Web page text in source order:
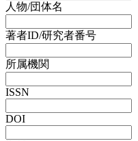
人物/団体名
著者ID/研究者番号
所属機関
ISSN
DOI